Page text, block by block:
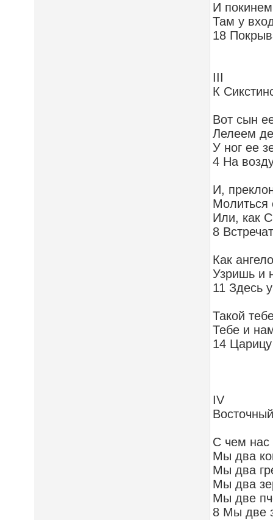
И покинем
Там у
18
III
К
Вот сын
Лелеем
У ног ее
4 На
И,
Молиться
Или, как
8
Как
Узришь и
11 Здесь
Такой
Тебе и
14
IV
С чем нас
Мы два
Мы два
Мы два
Мы две
8 Мы две